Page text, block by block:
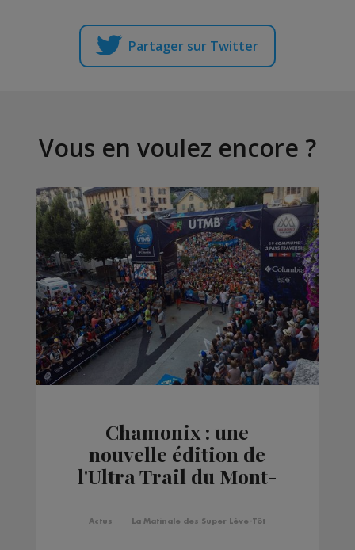
Partager sur Twitter
Vous en voulez encore ?
Chamonix : une
nouvelle édition de
l'Ultra Trail du Mont-
Actus La Matinale des Super Lève-Tôt